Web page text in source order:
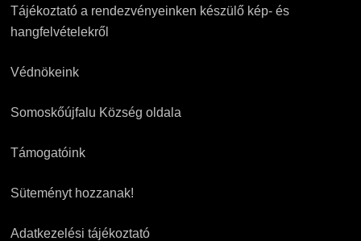
Tájékoztató a rendezvényeinken készülő kép- és
hangfelvételekről
Védnökeink
Somoskőújfalu Község oldala
Támogatóink
Süteményt hozzanak!
Adatkezelési tájékoztató